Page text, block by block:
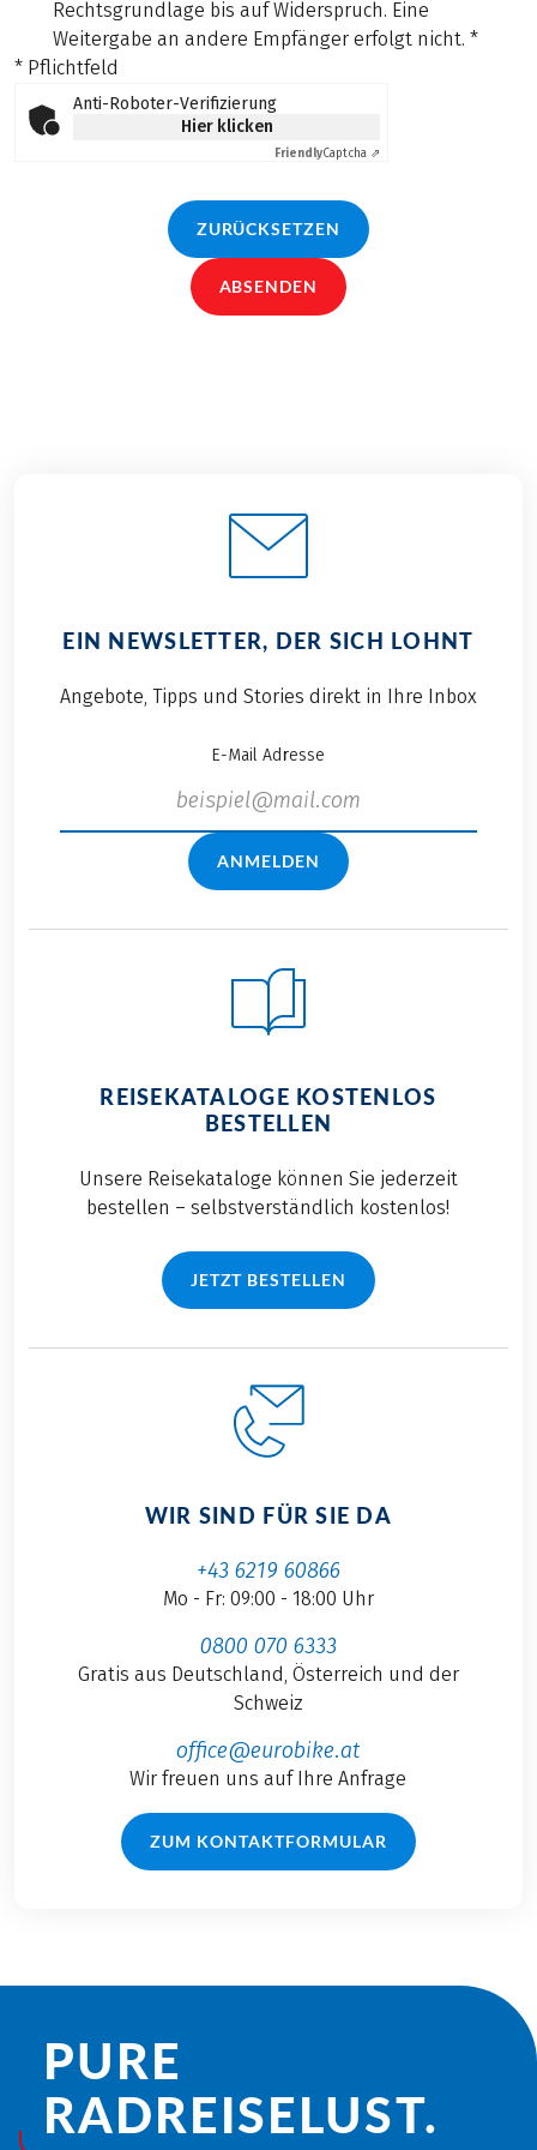
Rechtsgrundlage bis auf Widerspruch. Eine
Weitergabe an andere Empfänger erfolgt nicht. *
* Pflichtfeld
Anti-Roboter-Verifizierung
Hier klicken
FriendlyCaptcha ⇗
ZURÜCKSETZEN
ABSENDEN
EIN NEWSLETTER, DER SICH LOHNT
Angebote, Tipps und Stories direkt in Ihre Inbox
E-Mail Adresse
ANMELDEN
REISEKATALOGE KOSTENLOS
BESTELLEN
Unsere Reisekataloge können Sie jederzeit
bestellen – selbstverständlich kostenlos!
JETZT BESTELLEN
WIR SIND FÜR SIE DA
+43 6219 60866
Mo - Fr: 09:00 - 18:00 Uhr
0800 070 6333
Gratis aus Deutschland, Österreich und der
Schweiz
office@eurobike.at
Wir freuen uns auf Ihre Anfrage
ZUM KONTAKTFORMULAR
PURE
RADREISE­LUST.